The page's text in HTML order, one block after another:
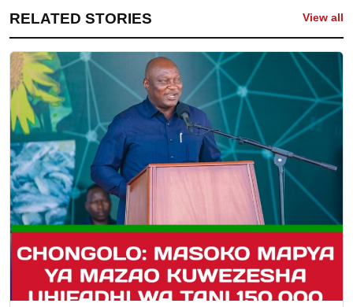
RELATED STORIES View all